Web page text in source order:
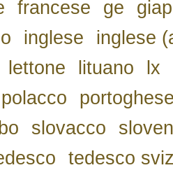
francese ge
inglese
inglese
lettone lituano lx
polacco
slovacco
tedesco